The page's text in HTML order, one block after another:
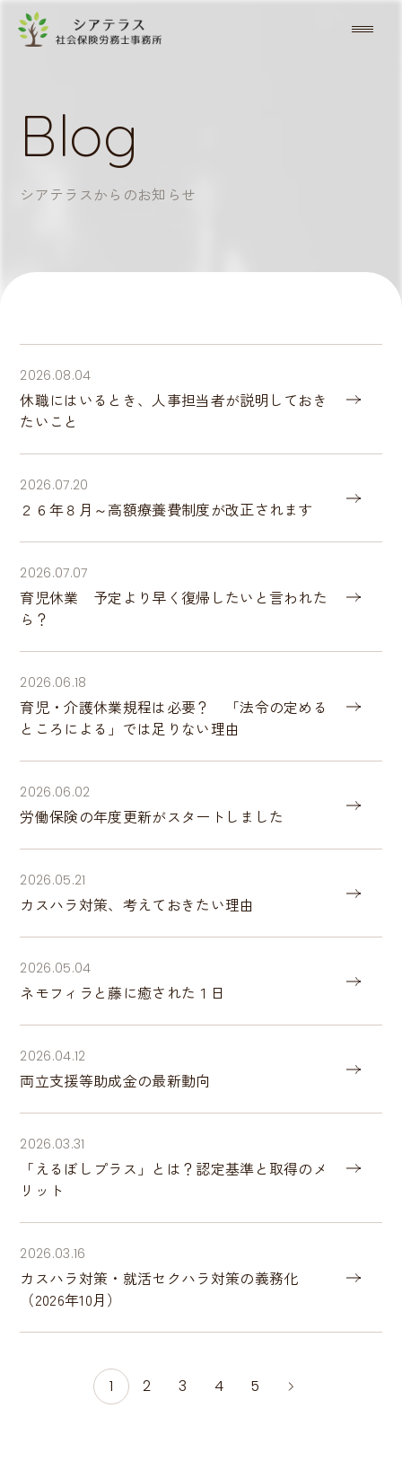
シアテラスからのお知らせ
Blog
2026.08.04
休職にはいるとき、人事担当者が説明しておき
たいこと
2026.07.20
２６年８月～高額療養費制度が改正されます
2026.07.07
育児休業 予定より早く復帰したいと言われた
ら？
2026.06.18
育児・介護休業規程は必要？ 「法令の定める
ところによる」では足りない理由
2026.06.02
労働保険の年度更新がスタートしました
2026.05.21
カスハラ対策、考えておきたい理由
2026.05.04
ネモフィラと藤に癒された１日
2026.04.12
両立支援等助成金の最新動向
2026.03.31
「えるぼしプラス」とは？認定基準と取得のメ
リット
2026.03.16
カスハラ対策・就活セクハラ対策の義務化
（2026年10月）
1 2 3 4 5